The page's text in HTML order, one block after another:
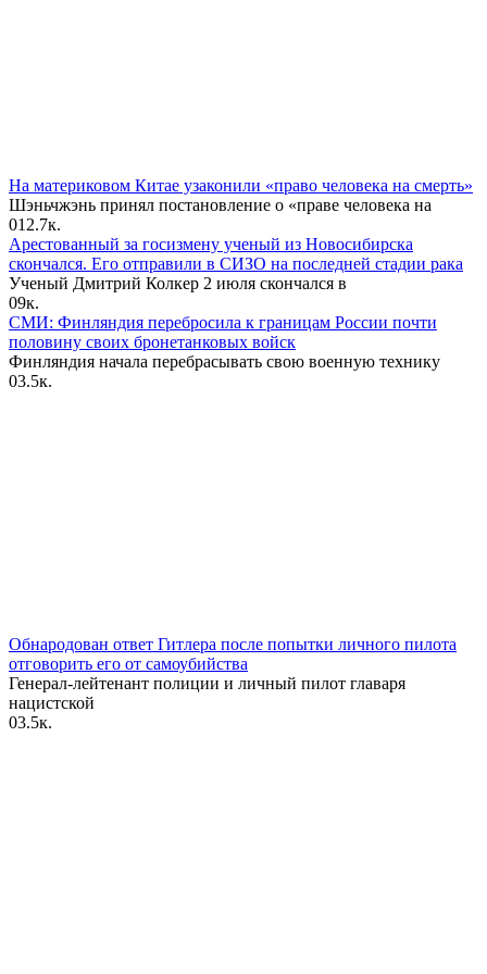
На материковом Китае узаконили «право человека на смерть»
Шэньчжэнь принял постановление о «праве человека на
012.7к.
Арестованный за госизмену ученый из Новосибирска
скончался. Его отправили в СИЗО на последней стадии рака
Ученый Дмитрий Колкер 2 июля скончался в
09к.
СМИ: Финляндия перебросила к границам России почти
половину своих бронетанковых войск
Финляндия начала перебрасывать свою военную технику
03.5к.
Обнародован ответ Гитлера после попытки личного пилота
отговорить его от самоубийства
Генерал-лейтенант полиции и личный пилот главаря
нацистской
03.5к.